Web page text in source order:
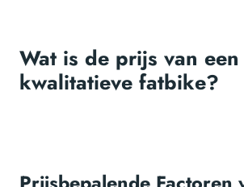
Wat is de prijs van een
kwalitatieve fatbike?